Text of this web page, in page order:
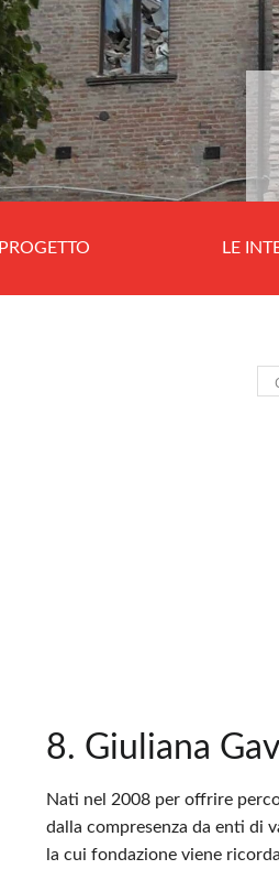
PROGETTO LE
8. Giuliana
Nati nel 2008 per offrire
dalla compresenza da enti di
la cui fondazione viene